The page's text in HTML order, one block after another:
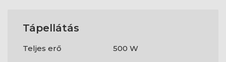
Tápellátás
Teljes erő
500 W